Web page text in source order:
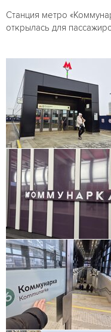
Станция метро
открылась для